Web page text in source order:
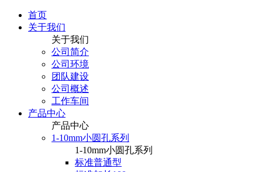
首页
关于我们
关于我们
公司简介
公司环境
团队建设
公司概述
工作车间
产品中心
产品中心
1-10mm小圆孔系列
1-10mm小圆孔系列
标准普通型